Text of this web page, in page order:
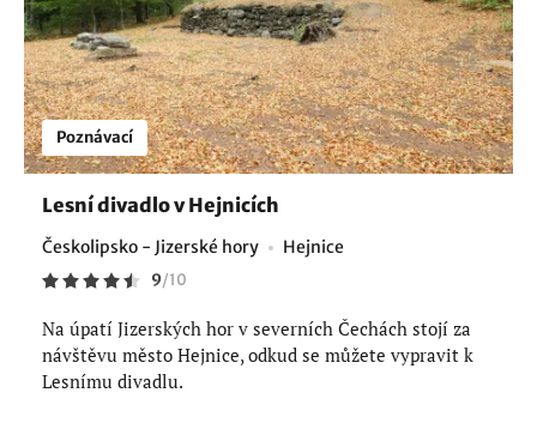
Poznávací
Lesní divadlo v Hejnicích
Českolipsko - Jizerské hory Hejnice
9/10
Na úpatí Jizerských hor v severních Čechách stojí za
návštěvu město Hejnice, odkud se můžete vypravit k
Lesnímu divadlu.